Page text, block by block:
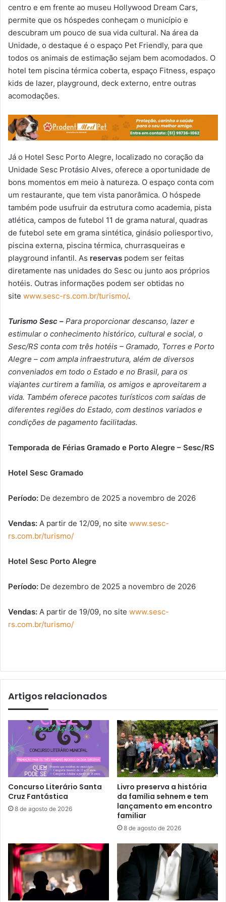
centro e em frente ao museu Hollywood Dream Cars,
permite que os hóspedes conheçam o município e
descubram um pouco de sua vida cultural. Na área da
Unidade, o destaque é o espaço Pet Friendly, para que
todos os animais de estimação sejam bem acomodados. O
hotel tem piscina térmica coberta, espaço Fitness, espaço
kids de lazer, playground, deck externo, entre outras
acomodações.
Já o Hotel Sesc Porto Alegre, localizado no coração da
Unidade Sesc Protásio Alves, oferece a oportunidade de
bons momentos em meio à natureza. O espaço conta com
um restaurante, que tem vista panorâmica. O hóspede
também pode usufruir da estrutura como academia, pista
atlética, campos de futebol 11 de grama natural, quadras
de futebol sete em grama sintética, ginásio poliesportivo,
piscina externa, piscina térmica, churrasqueiras e
playground infantil. As reservas podem ser feitas
diretamente nas unidades do Sesc ou junto aos próprios
hotéis. Outras informações podem ser obtidas no
site www.sesc-rs.com.br/turismo/.
Turismo Sesc – Para proporcionar descanso, lazer e
estimular o conhecimento histórico, cultural e social, o
Sesc/RS conta com três hotéis – Gramado, Torres e Porto
Alegre – com ampla infraestrutura, além de diversos
conveniados em todo o Estado e no Brasil, para os
viajantes curtirem a família, os amigos e aproveitarem a
vida. Também oferece pacotes turísticos com saídas de
diferentes regiões do Estado, com destinos variados e
condições de pagamento facilitadas.
Temporada de Férias Gramado e Porto Alegre – Sesc/RS
Hotel Sesc Gramado
Período: De dezembro de 2025 a novembro de 2026
Vendas: A partir de 12/09, no site www.sesc-
rs.com.br/turismo/
Hotel Sesc Porto Alegre
Período: De dezembro de 2025 a novembro de 2026
Vendas: A partir de 19/09, no site www.sesc-
rs.com.br/turismo/
Artigos relacionados
Concurso Literário Santa
Cruz Fantástica
8 de agosto de 2026
Livro preserva a história
da família sehnem e tem
lançamento em encontro
familiar
8 de agosto de 2026